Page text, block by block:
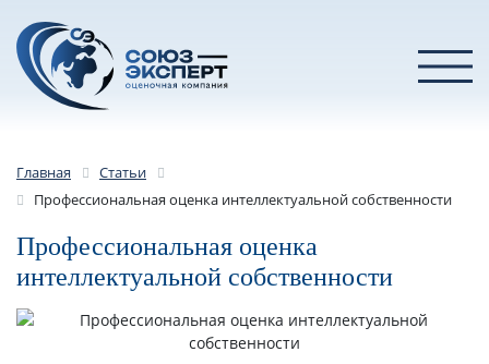
Главная
Статьи
Профессиональная оценка интеллектуальной собственности
Профессиональная оценка
интеллектуальной собственности